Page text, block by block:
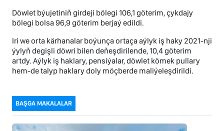
Döwlet býujetiniň girdeji bölegi 106,1 göterim, çykdajy
bölegi bolsa 96,9 göterim berjaý edildi.
Iri we orta kärhanalar boýunça ortaça aýlyk iş haky 2021-nji
ýylyň degişli döwri bilen deňeşdirilende, 10,4 göterim
artdy. Aýlyk iş haklary, pensiýalar, döwlet kömek pullary
hem-de talyp haklary doly möçberde maliýeleşdirildi.
BAŞGA MAKALALAR